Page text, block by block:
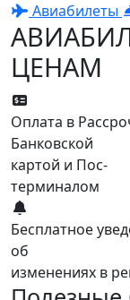
Авиабилеты
ЦЕНАМ
Оплата в
Банковской
картой и Пос-
терминалом
Бесплатное
об
изменениях в